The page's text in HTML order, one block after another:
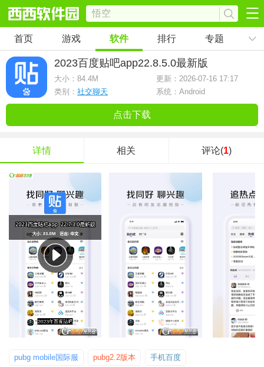
首页 游戏 软件 排行 专题
2023百度贴吧app22.8.5.0最新版
大小： 84.4M
更新：2026-07-16 17:17
类别： 社交聊天 系统：Android
点击下载
详情 相关 评论(1)
pubg mobile国际服 pubg2.2版本 手机百度